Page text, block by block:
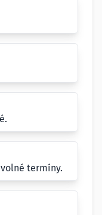
termíny.